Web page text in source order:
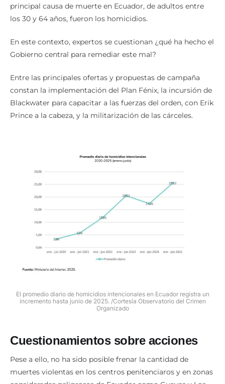
principal causa de muerte en Ecuador, de adultos entre
los 30 y 64 años, fueron los homicidios.
En este contexto, expertos se cuestionan ¿qué ha hecho el
Gobierno central para remediar este mal?
Entre las principales ofertas y propuestas de campaña
constan la implementación del Plan Fénix, la incursión de
Blackwater para capacitar a las fuerzas del orden, con Erik
Prince a la cabeza, y la militarización de las cárceles.
El promedio diario de homicidios intencionales en Ecuador registra un
incremento hasta junio de 2025. /Cortesía Observatorio del Crimen
Organizado
Cuestionamientos sobre acciones
Pese a ello, no ha sido posible frenar la cantidad de
muertes violentas en los centros penitenciaros y en zonas